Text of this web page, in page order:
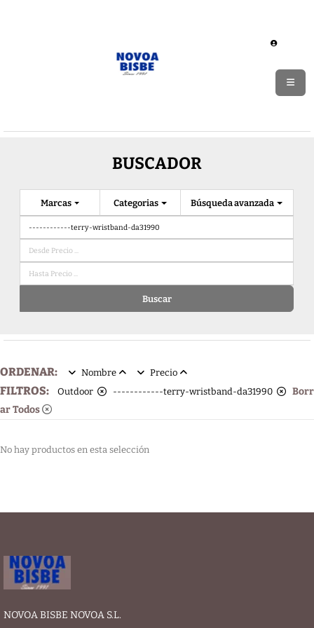
BUSCADOR
Categorias
Marcas Búsqueda avanzada
Buscar
ORDENAR: Nombre Precio
FILTROS: Outdoor ------------terry-wristband-da31990
Borr
ar Todos
No hay productos en esta selección
NOVOA BISBE NOVOA S.L.